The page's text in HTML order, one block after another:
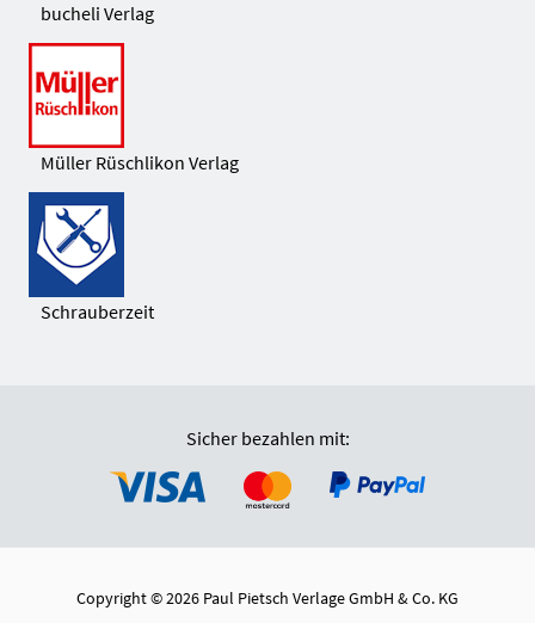
bucheli Verlag
Müller Rüschlikon Verlag
Schrauberzeit
Sicher bezahlen mit:
Copyright © 2026 Paul Pietsch Verlage GmbH & Co. KG